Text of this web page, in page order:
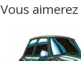
Vous